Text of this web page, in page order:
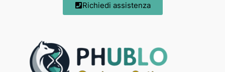
Richiedi assistenza